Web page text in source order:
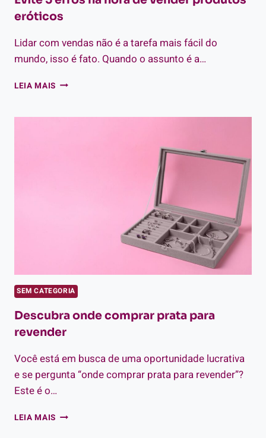
eróticos
Lidar com vendas não é a tarefa mais fácil do
mundo, isso é fato. Quando o assunto é a…
LEIA MAIS EVITE
NA
SEM CATEGORIA
Descubra onde comprar prata para
revender
Você está em busca de uma oportunidade lucrativa
e se pergunta “onde comprar prata para revender”?
Este é o…
LEIA MAIS DESCUBRA